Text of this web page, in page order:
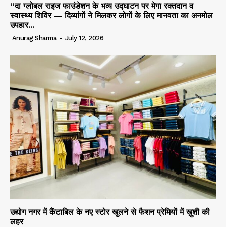
“दा ग्लोबल राइज फाउंडेशन के भव्य उद्घाटन पर मेगा रक्तदान व
स्वास्थ्य शिविर — दिव्यांगों ने मिलकर लोगों के लिए मानवता का अनमोल
उपहार...
Anurag Sharma - July 12, 2026
उद्योग नगर में कैंटाबिल के नए स्टोर खुलने से फैशन प्रेमियों में ख़ुशी की
लहर